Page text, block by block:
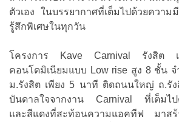
ตัวเอง ในบรรยากาศที่เต็มไปด้วยควา
รู้สึกพิเศษในทุกวัน
โครงการ Kave Carnival รังสิต เ
คอนโดมิเนียมแบบ Low rise สูง 8 ชั้น
ม.รังสิต เพียง 5 นาที ติดถนนใหญ่ ถ.รั
บันดาลใจจากงาน Carnival ที่เต็มไป
และสีแดงที่สะท้อนความแอคทีฟ มาสร้